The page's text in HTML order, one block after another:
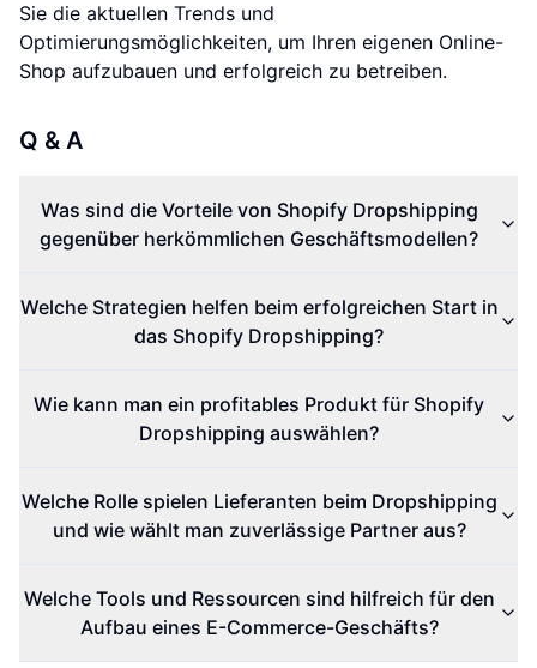
Sie die aktuellen Trends und
Optimierungsmöglichkeiten, um Ihren eigenen Online-
Shop aufzubauen und erfolgreich zu betreiben.
Q & A
Was sind die Vorteile von Shopify Dropshipping
gegenüber herkömmlichen Geschäftsmodellen?
Welche Strategien helfen beim erfolgreichen Start in
das Shopify Dropshipping?
Wie kann man ein profitables Produkt für Shopify
Dropshipping auswählen?
Welche Rolle spielen Lieferanten beim Dropshipping
und wie wählt man zuverlässige Partner aus?
Welche Tools und Ressourcen sind hilfreich für den
Aufbau eines E-Commerce-Geschäfts?